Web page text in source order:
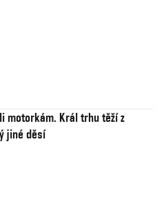
motorkám. Král trhu těží z
jiné děsí